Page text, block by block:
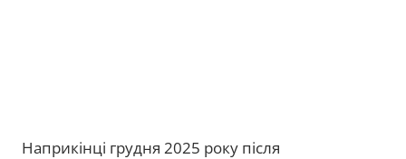
Наприкінці грудня 2025 року після